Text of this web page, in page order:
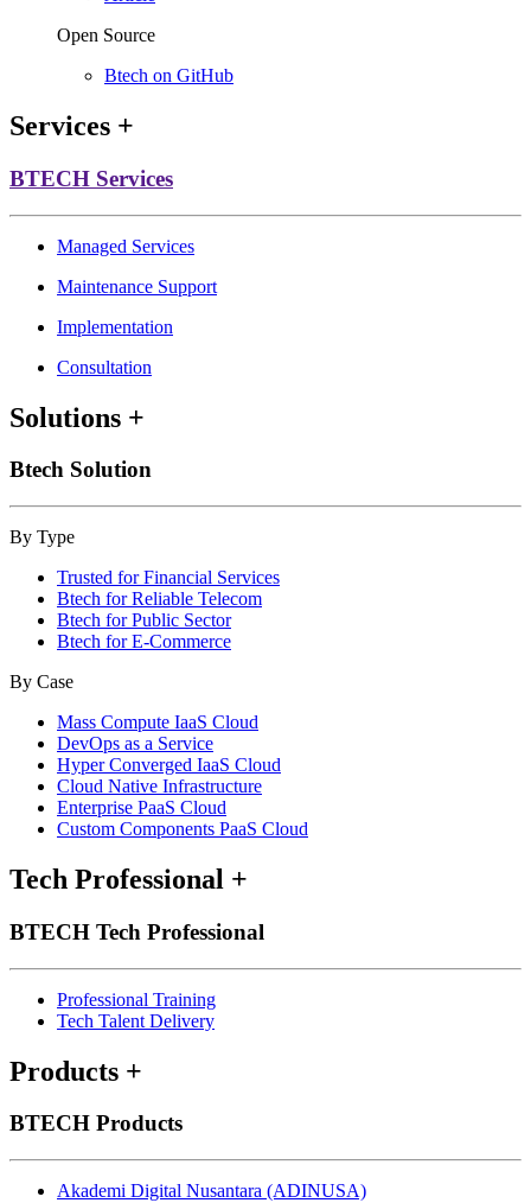
Open Source
Btech on GitHub
Services +
BTECH Services
Managed Services
Maintenance Support
Implementation
Consultation
Solutions +
Btech Solution
By Type
Trusted for Financial Services
Btech for Reliable Telecom
Btech for Public Sector
Btech for E-Commerce
By Case
Mass Compute IaaS Cloud
DevOps as a Service
Hyper Converged IaaS Cloud
Cloud Native Infrastructure
Enterprise PaaS Cloud
Custom Components PaaS Cloud
Tech Professional +
BTECH Tech Professional
Professional Training
Tech Talent Delivery
Products +
BTECH Products
Akademi Digital Nusantara (ADINUSA)